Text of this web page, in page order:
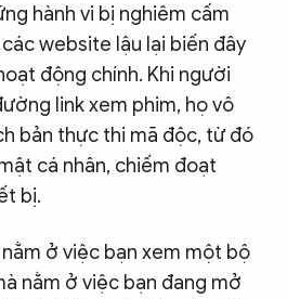
hành vi bị nghiêm cấm
các website lậu lại biến đây
động chính. Khi người
link xem phim, họ vô
bản thực thi mã độc, từ đó
cá nhân, chiếm đoạt
bị.
ở việc bạn xem một bộ
nằm ở việc bạn đang mở